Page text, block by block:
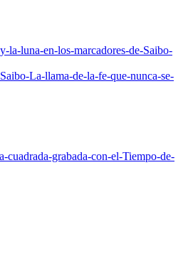
la-luna-en-los-marcadores-de-Saibo-
La-llama-de-la-fe-que-nunca-se-